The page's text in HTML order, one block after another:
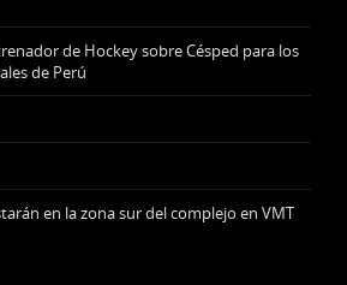
de Hockey sobre Césped para los
de Perú
en la zona sur del complejo en VMT